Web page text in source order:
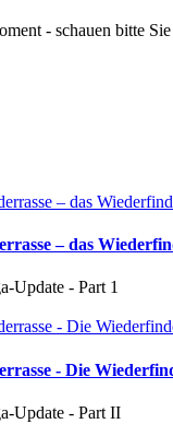
- schauen bitte
– das
Update - Part 1
- Die
Update - Part II